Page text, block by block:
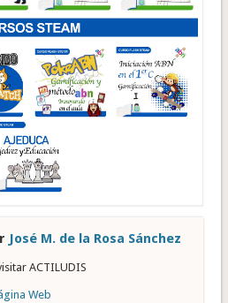
José M. de la Rosa Sánchez
ACTILUDIS
Web